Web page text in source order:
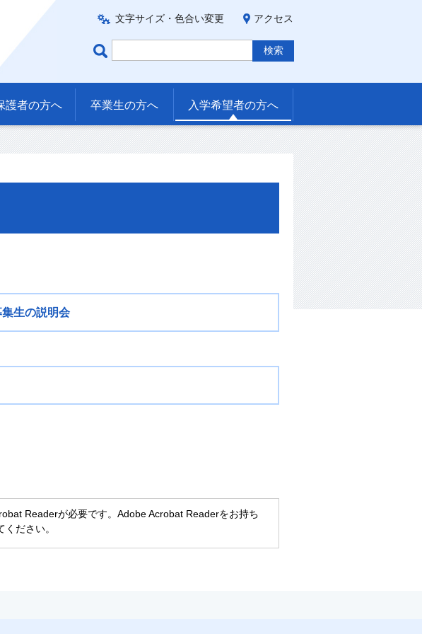
文字サイズ・色合い変更 アクセス
護者の方へ 卒業生の方へ 入学希望者の方へ
生の説明会
Readerが必要です。Adobe Acrobat Readerをお持ち
ださい。